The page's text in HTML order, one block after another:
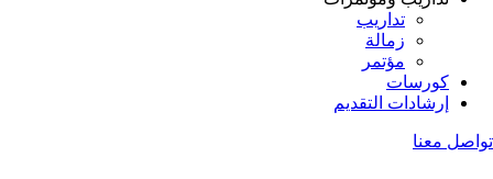
تداريب
زمالة
مؤتمر
كورسات
إرشادات التقديم
تواصل معنا